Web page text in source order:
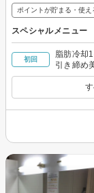
ポイントが貯まる・使え
スペシャルメニュー
初回
脂肪冷却
引き締め